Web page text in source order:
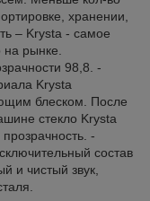
хранении,
– Krysta - самое
на рынке.
98,8. -
Krysta
блеском. После
стекло Krysta
-
состав
и чистый звук,